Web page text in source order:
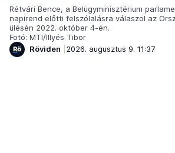
Rétvári Bence, a Belügyminisztérium
napirend előtti felszólalásra válaszol az
ülésén 2022. október 4-én.
Fotó: MTI/Illyés Tibor
Röviden
2026. augusztus 9. 11:37